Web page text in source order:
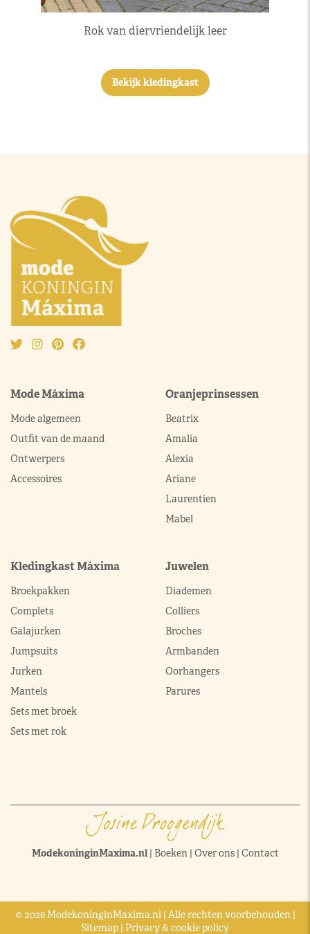
Rok van diervriendelijk leer
Bekijk kledingkast
Mode Máxima
Mode algemeen
Outfit van de maand
Ontwerpers
Accessoires
Oranjeprinsessen
Beatrix
Amalia
Alexia
Ariane
Laurentien
Mabel
Kledingkast Máxima
Broekpakken
Complets
Galajurken
Jumpsuits
Jurken
Mantels
Sets met broek
Sets met rok
Juwelen
Diademen
Colliers
Broches
Armbanden
Oorhangers
Parures
ModekoninginMaxima.nl| Boeken| Over ons| Contact
© 2026 ModekoninginMaxima.nl | Alle rechten voorbehouden |
Sitemap | Privacy & cookie policy